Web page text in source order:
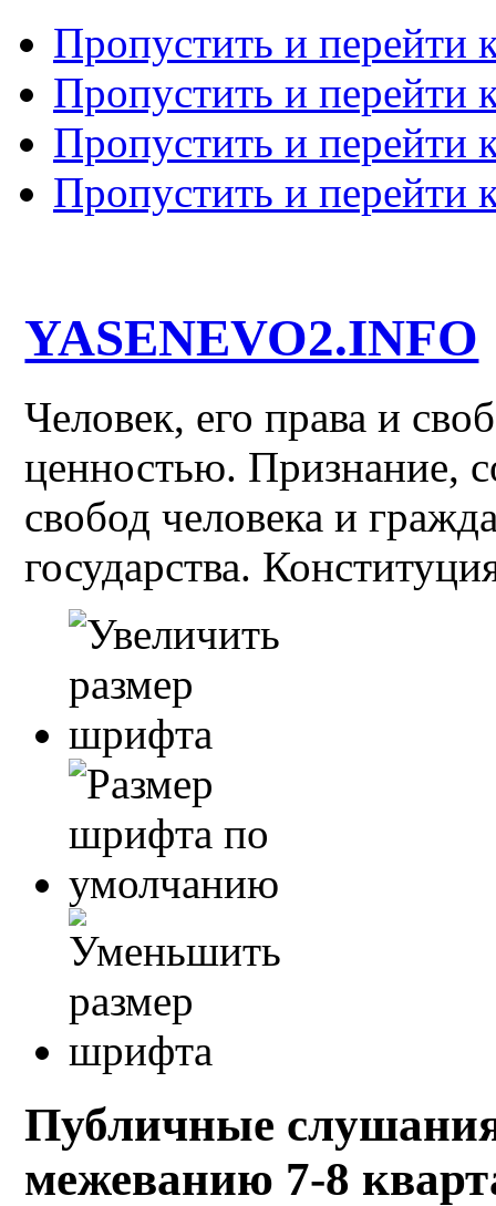
Пропустить и перейти
Пропустить и перейти
Пропустить и перейти
Пропустить и перейти
YASENEVO2.INFO
Человек, его права и
ценностью. Признание,
свобод человека и
государства.
Публичные
межеванию 7-8